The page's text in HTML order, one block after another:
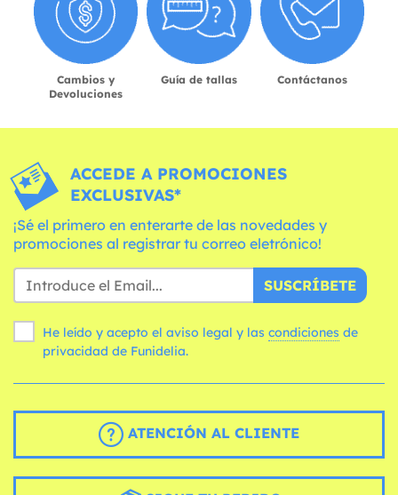
Cambios y
Devoluciones
Guía de tallas Contáctanos
ACCEDE A PROMOCIONES
EXCLUSIVAS*
¡Sé el primero en enterarte de las novedades y
promociones al registrar tu correo eletrónico!
SUSCRÍBETE
He leído y acepto el aviso legal y las condiciones
privacidad de Funidelia.
ATENCIÓN AL CLIENTE